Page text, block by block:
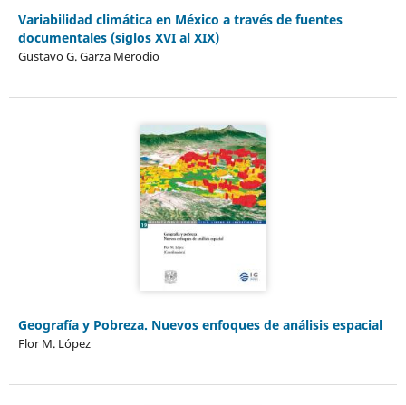
Variabilidad climática en México a través de fuentes
documentales (siglos XVI al XIX)
Gustavo G. Garza Merodio
Geografía y Pobreza. Nuevos enfoques de análisis espacial
Flor M. López